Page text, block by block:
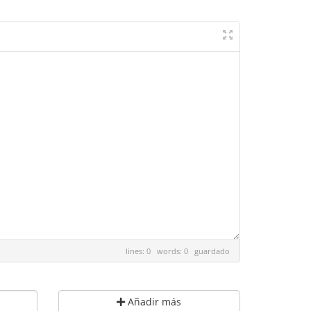
lines: 0 words: 0 guardado
Añadir más